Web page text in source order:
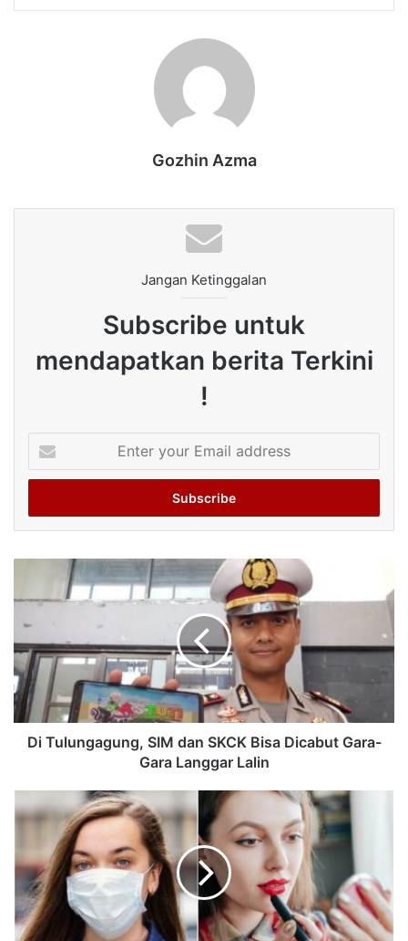
Gozhin Azma
Jangan Ketinggalan
Subscribe untuk
mendapatkan berita Terkini
!
your
Email
Di Tulungagung, SIM dan SKCK Bisa Dicabut Gara-
Gara Langgar Lalin